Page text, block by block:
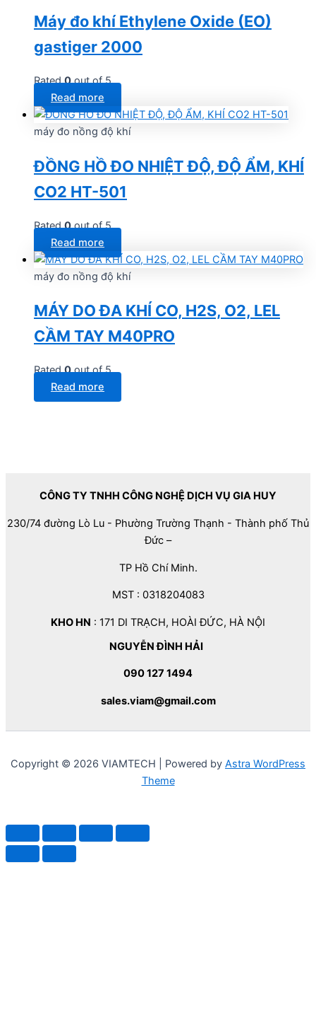
Máy đo khí Ethylene Oxide (EO)
gastiger 2000
Rated0out of 5
Read more
máy đo nồng độ khí
ĐỒNG HỒ ĐO NHIỆT ĐỘ, ĐỘ ẨM, KHÍ
CO2 HT-501
Rated0out of 5
Read more
máy đo nồng độ khí
MÁY DO ĐA KHÍ CO, H2S, O2, LEL
CẦM TAY M40PRO
Rated0out of 5
Read more
CÔNG TY TNHH CÔNG NGHỆ DỊCH VỤ GIA HUY
230/74 đường Lò Lu - Phường Trường Thạnh - Thành phố Thủ
Đức –
TP Hồ Chí Minh.
MST : 0318204083
KHO HN : 171 DI TRẠCH, HOÀI ĐỨC, HÀ NỘI
NGUYỄN ĐÌNH HẢI
090 127 1494
sales.viam@gmail.com
Copyright © 2026 VIAMTECH | Powered by Astra WordPress
Theme